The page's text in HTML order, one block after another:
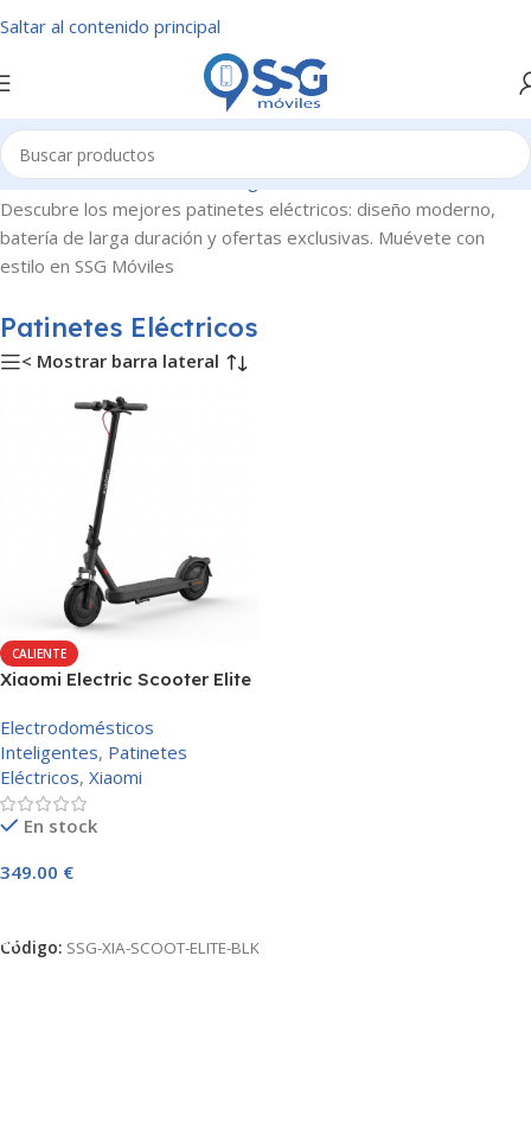
Saltar al contenido principal
Inicio/Electrodomésticos Inteligentes/Patinetes Eléctricos
Descubre los mejores patinetes eléctricos: diseño moderno,
batería de larga duración y ofertas exclusivas. Muévete con
estilo en SSG Móviles
Patinetes Eléctricos
< Mostrar barra lateral
CALIENTE
Xiaomi Electric Scooter Elite
Electrodomésticos
Inteligentes, Patinetes
Eléctricos, Xiaomi
En stock
349.00 €
Código: SSG-XIA-SCOOT-ELITE-BLK